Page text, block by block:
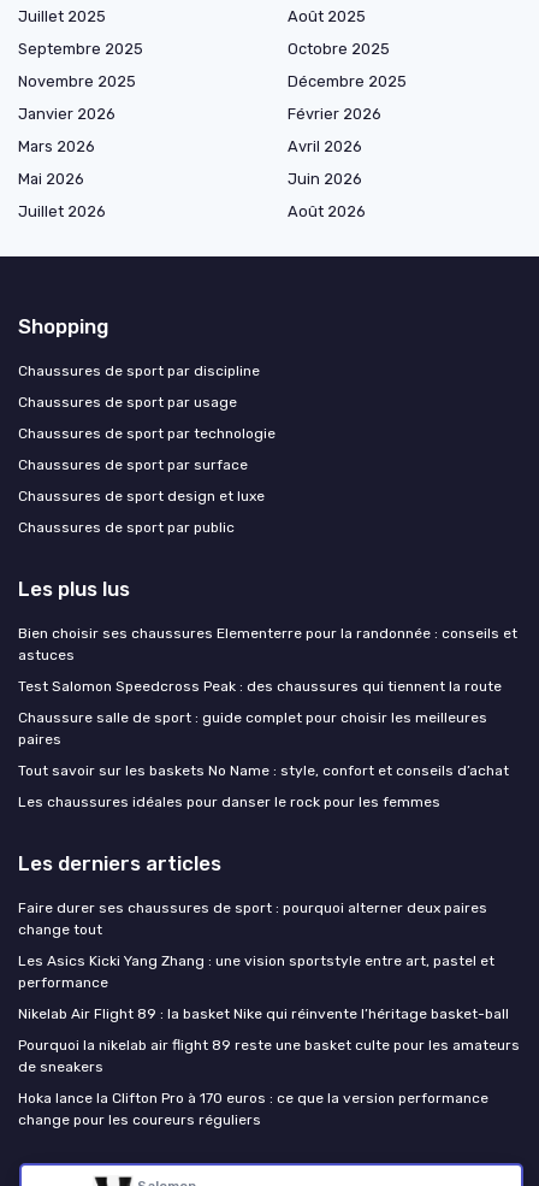
Juillet 2025
Août 2025
Septembre 2025
Octobre 2025
Novembre 2025
Décembre 2025
Janvier 2026
Février 2026
Mars 2026
Avril 2026
Mai 2026
Juin 2026
Juillet 2026
Août 2026
Shopping
Chaussures de sport par discipline
Chaussures de sport par usage
Chaussures de sport par technologie
Chaussures de sport par surface
Chaussures de sport design et luxe
Chaussures de sport par public
Les plus lus
Bien choisir ses chaussures Elementerre pour la randonnée : conseils et
astuces
Test Salomon Speedcross Peak : des chaussures qui tiennent la route
Chaussure salle de sport : guide complet pour choisir les meilleures
paires
Tout savoir sur les baskets No Name : style, confort et conseils d’achat
Les chaussures idéales pour danser le rock pour les femmes
Les derniers articles
Faire durer ses chaussures de sport : pourquoi alterner deux paires
change tout
Les Asics Kicki Yang Zhang : une vision sportstyle entre art, pastel et
performance
Nikelab Air Flight 89 : la basket Nike qui réinvente l’héritage basket-ball
Pourquoi la nikelab air flight 89 reste une basket culte pour les amateurs
de sneakers
Hoka lance la Clifton Pro à 170 euros : ce que la version performance
change pour les coureurs réguliers
Chaussure de sport